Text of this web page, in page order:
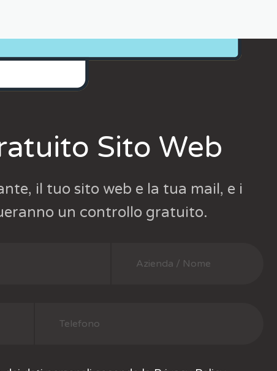
Sito Web
il tuo sito web e la tua mail, e i
un controllo gratuito.